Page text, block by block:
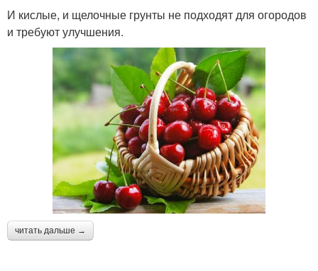
И кислые, и щелочные грунты не подходят для огородов
и требуют улучшения.
читать дальше →